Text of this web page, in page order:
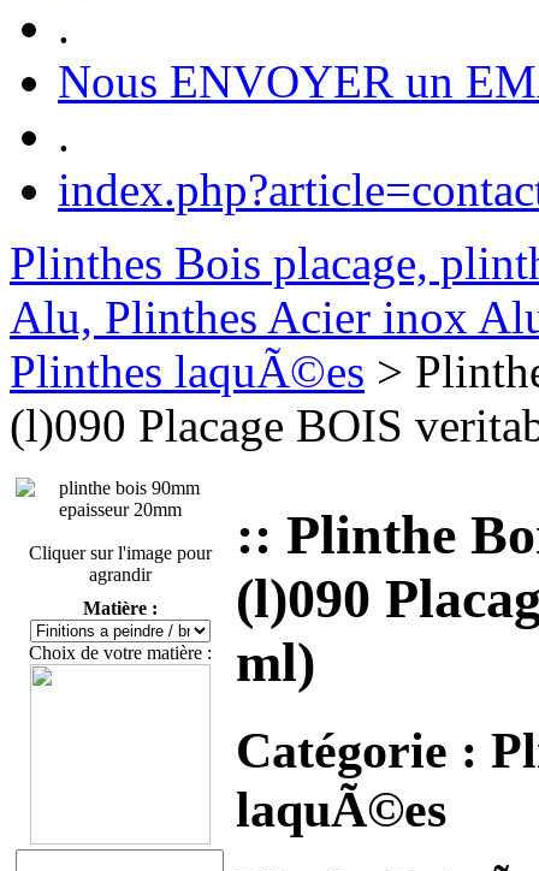
.
Nous ENVOYER un
.
Plinthes Bois placage,
Alu, Plinthes Acier inox
Plinthes laquÃ©es >
(l)090 Placage BOIS
Cliquer sur l'image pour
agrandir
Matière :
Choix de votre matière :
:: Plinthe
(l)090
ml)
Catégorie :
laquÃ©es